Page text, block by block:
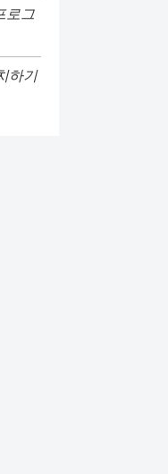
로그
하기